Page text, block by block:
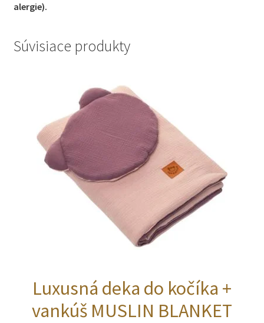
alergie).
Súvisiace produkty
Luxusná deka do kočíka +
vankúš MUSLIN BLANKET